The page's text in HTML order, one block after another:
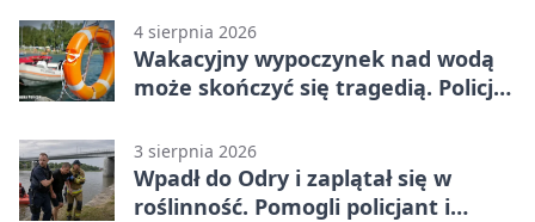
4 sierpnia 2026
Wakacyjny wypoczynek nad wodą
może skończyć się tragedią. Policja
3 sierpnia 2026
Wpadł do Odry i zaplątał się w
roślinność. Pomogli policjant i